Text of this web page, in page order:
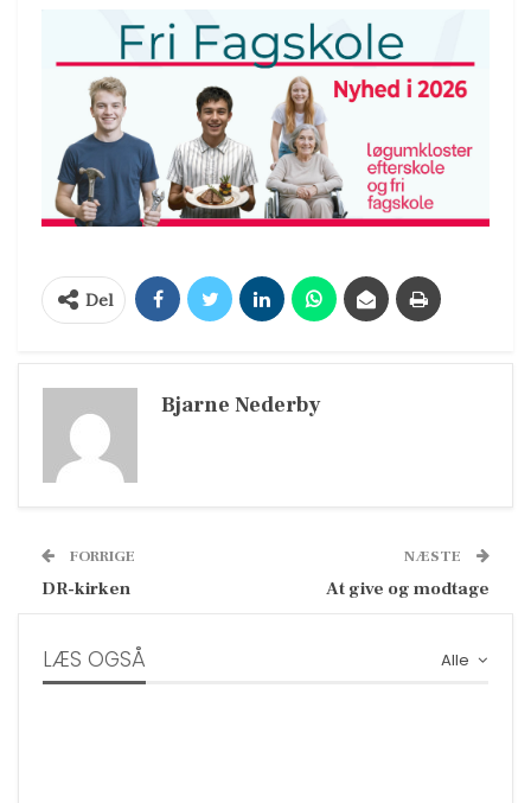
Del
Bjarne Nederby
FORRIGE
DR-kirken
NÆSTE
At give og modtage
Alle
LÆS OGSÅ